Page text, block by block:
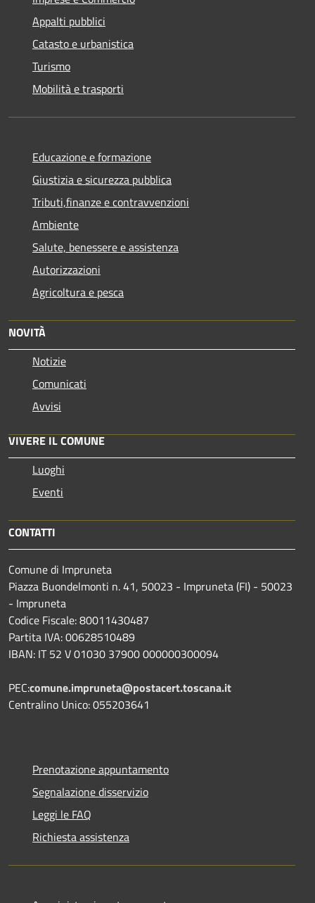
Appalti pubblici
Catasto e urbanistica
Turismo
Mobilità e trasporti
Educazione e formazione
Giustizia e sicurezza pubblica
Tributi,finanze e contravvenzioni
Ambiente
Salute, benessere e assistenza
Autorizzazioni
Agricoltura e pesca
NOVITÀ
Notizie
Comunicati
Avvisi
VIVERE IL COMUNE
Luoghi
Eventi
CONTATTI
Comune di Impruneta
Piazza Buondelmonti n. 41, 50023 - Impruneta (FI) - 50023
- Impruneta
Codice Fiscale: 80011430487
Partita IVA: 00628510489
IBAN: IT 52 V 01030 37900 000000300094
PEC:comune.impruneta@postacert.toscana.it
Centralino Unico: 055203641
Prenotazione appuntamento
Segnalazione disservizio
Leggi le FAQ
Richiesta assistenza